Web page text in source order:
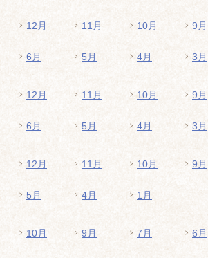
12月 11月 10月 9月
6月 5月 4月 3月
12月 11月 10月 9月
6月 5月 4月 3月
12月 11月 10月 9月
5月 4月 1月
10月 9月 7月 6月